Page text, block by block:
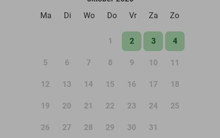
Ma
Di Wo Do Vr Za Zo
1 2 3 4
5 6 7 8 9 10 11
12 13 14 15 16 17 18
19 20 21 22 23 24 25
26 27 28 29 30 31